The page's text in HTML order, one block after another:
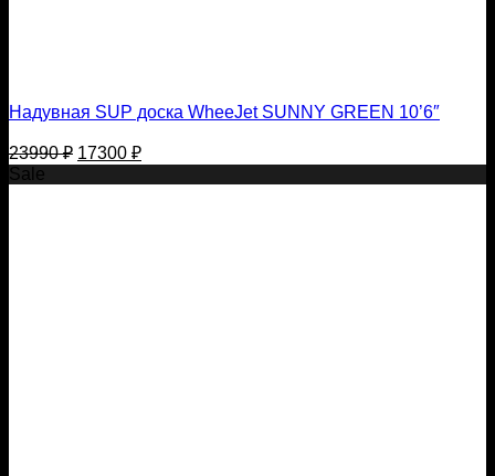
Надувная SUP доска WheeJet SUNNY GREEN 10’6″
23990₽ Первоначальная
цена
составляла
17300 ₽Текущая
цена:
Sale